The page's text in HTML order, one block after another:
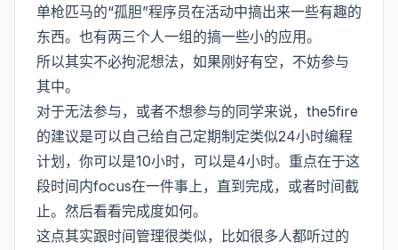
单枪匹马的“孤胆”程序员在活动中搞出来一些有趣的
东西。也有两三个人一组的搞一些小的应用。
所以其实不必拘泥想法，如果刚好有空，不妨参与
其中。
对于无法参与，或者不想参与的同学来说，the5fire
的建议是可以自己给自己定期制定类似24小时编程
计划，你可以是10小时，可以是4小时。重点在于这
段时间内focus在一件事上，直到完成，或者时间截
止。然后看看完成度如何。
这点其实跟时间管理很类似，比如很多人都听过的